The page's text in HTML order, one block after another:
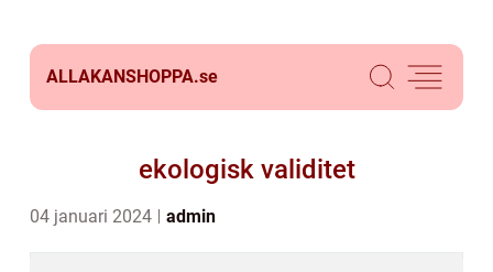
ALLAKANSHOPPA.se
ekologisk validitet
04 januari 2024 admin